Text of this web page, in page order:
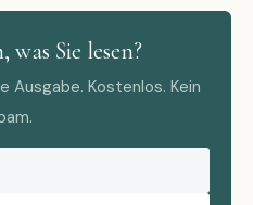
Sie lesen?
Ausgabe. Kostenlos. Kein